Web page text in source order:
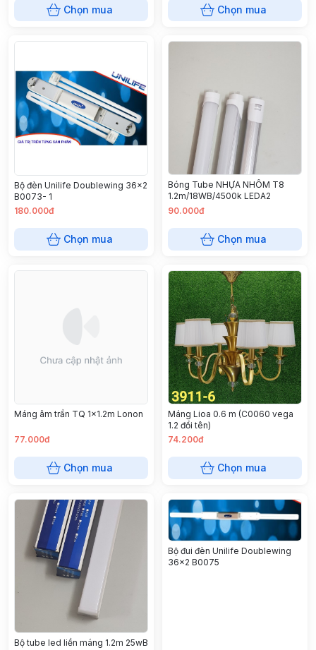
Chọn mua Chọn mua
Bộ đèn Unilife Doublewing 36x2
B0073- 1
180.000đ
Chọn mua
Bóng Tube NHỰA NHÔM T8
1.2m/18WB/4500k LEDA2
90.000đ
Chọn mua
Máng âm trần TQ 1x1.2m Lonon
77.000đ
Chọn mua
Máng Lioa 0.6 m (C0060 vega
1.2 đổi tên)
74.200đ
Chọn mua
Bộ tube led liền máng 1.2m 25wB
Bộ đui đèn Unilife Doublewing
36x2 B0075